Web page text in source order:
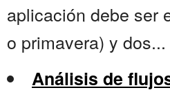
aplicación debe ser
o primavera) y dos...
Análisis de